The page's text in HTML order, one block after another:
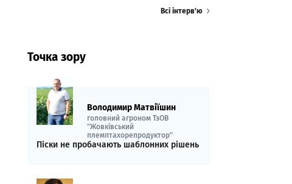
Всі інтерв’ю
Точка зору
Володимир Матвіїшин
головний агроном ТзОВ
"Жовківський
племптахорепродуктор"
Піски не пробачають шаблонних рішень